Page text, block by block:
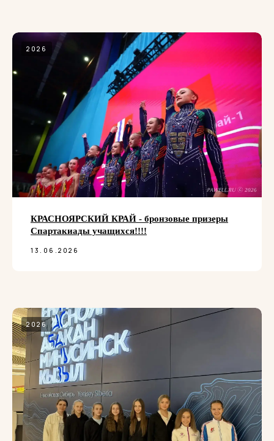
2026
КРАСНОЯРСКИЙ КРАЙ - бронзовые призеры
Спартакиады учащихся!!!!
13.06.2026
2026